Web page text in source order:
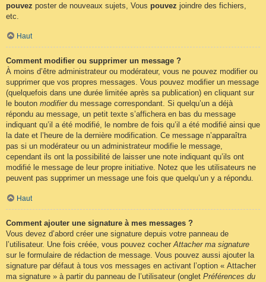
pouvez poster de nouveaux sujets, Vous pouvez joindre des fichiers,
etc.
Haut
Comment modifier ou supprimer un message ?
À moins d’être administrateur ou modérateur, vous ne pouvez modifier ou
supprimer que vos propres messages. Vous pouvez modifier un message
(quelquefois dans une durée limitée après sa publication) en cliquant sur
le bouton modifierdu message correspondant. Si quelqu’un a déjà
répondu au message, un petit texte s’affichera en bas du message
indiquant qu’il a été modifié, le nombre de fois qu’il a été modifié ainsi que
la date et l’heure de la dernière modification. Ce message n’apparaîtra
pas si un modérateur ou un administrateur modifie le message,
cependant ils ont la possibilité de laisser une note indiquant qu’ils ont
modifié le message de leur propre initiative. Notez que les utilisateurs ne
peuvent pas supprimer un message une fois que quelqu’un y a répondu.
Haut
Comment ajouter une signature à mes messages ?
Vous devez d’abord créer une signature depuis votre panneau de
l’utilisateur. Une fois créée, vous pouvez cocherAttacher ma signature
sur le formulaire de rédaction de message. Vous pouvez aussi ajouter la
signature par défaut à tous vos messages en activant l’option « Attacher
ma signature » à partir du panneau de l’utilisateur (onglet Préférences du